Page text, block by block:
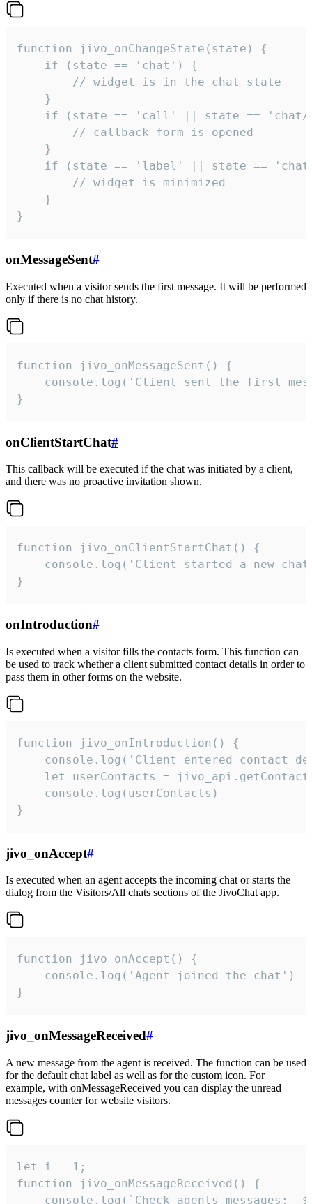
function jivo_onChangeState(state) {
    if (state == 'chat') {
        // widget is in the chat state
    }
if (state == 'call' || state ==
        // callback form is opened
    }
if (state == 'label' || state ==
        // widget is minimized
    }
}
onMessageSent#
Executed when a visitor sends the first message. It will be performed
only if there is no chat history.
function jivo_onMessageSent() {
console.log('Client sent the first
}
onClientStartChat#
This callback will be executed if the chat was initiated by a client,
and there was no proactive invitation shown.
function jivo_onClientStartChat() {
console.log('Client started a new
}
onIntroduction#
Is executed when a visitor fills the contacts form. This function can
be used to track whether a client submitted contact details in order to
pass them in other forms on the website.
function jivo_onIntroduction() {
console.log('Client entered contact
let userContacts =
    console.log(userContacts)
}
jivo_onAccept#
Is executed when an agent accepts the incoming chat or starts the
dialog from the Visitors/All chats sections of the JivoChat app.
function jivo_onAccept() {
}
jivo_onMessageReceived#
A new message from the agent is received. The function can be used
for the default chat label as well as for the custom icon. For
example, with onMessageReceived you can display the unread
messages counter for website visitors.
let i = 1;
function jivo_onMessageReceived() {